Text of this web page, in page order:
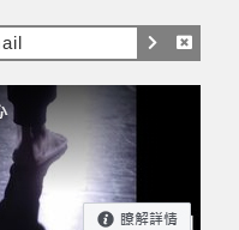
m
a
i
l
t
訂
取